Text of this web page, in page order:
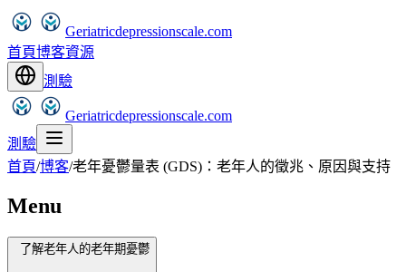
Geriatricdepressionscale.com
首頁博客資源
測驗
Geriatricdepressionscale.com
測驗
首頁/博客/老年憂鬱量表 (GDS)：老年人的徵兆、原因與支持
Menu
了解老年人的老年期憂鬱